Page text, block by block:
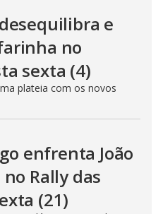
e
no
sexta (4)
plateia com os novos
enfrenta João
Rally das
(21)